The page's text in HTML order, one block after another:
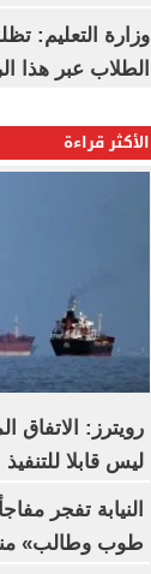
وزارة التعليم:
الطلاب عبر هذا
الأكثر قراءة
رويترز: الاتفاق
ليس قابلا
النيابة تفجر
طوب وطالب»